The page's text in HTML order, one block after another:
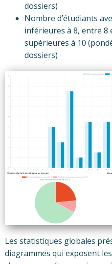
dossiers)
Nombre d’étudiants
inférieures à 8, entre 8
supérieures à 10
dossiers)
Les statistiques globales
diagrammes qui exposent